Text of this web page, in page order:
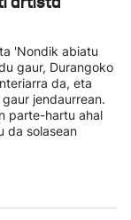
'Nondik abiatu
gaur, Durangoko
da, eta
jendaurrean.
parte-hartu ahal
da solasean